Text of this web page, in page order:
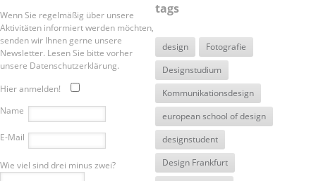
Wenn Sie regelmäßig über unsere
Aktivitäten informiert werden möchten,
senden wir Ihnen gerne unsere
Newsletter. Lesen Sie bitte vorher
unsere Datenschutzerklärung.
Hier anmelden!
Name
E-Mail
Wie viel sind drei minus zwei?
tags
design
Fotografie
Designstudium
Kommunikationsdesign
european school of design
designstudent
Design Frankfurt